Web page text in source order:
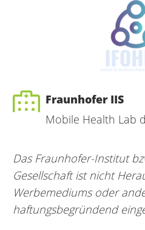
Fraunhofer IIS
Mobile Health Lab
Das Fraunhofer-Institut
Gesellschaft ist nicht
Werbemediums oder
haftungsbegründend